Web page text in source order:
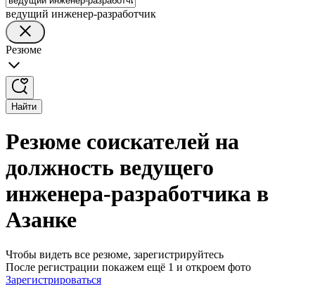
ведущий инженер-разработчик
Резюме
Найти
Резюме соискателей на
должность ведущего
инженера-разработчика в
Азанке
Чтобы видеть все резюме, зарегистрируйтесь
После регистрации покажем ещё 1 и откроем фото
Зарегистрироваться